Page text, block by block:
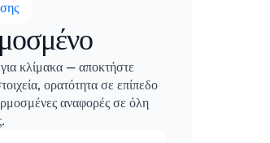
κλίμακα — αποκτήστε
ορατότητα σε επίπεδο
αναφορές σε όλη